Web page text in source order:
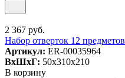
2 367 руб.
Набор отверток 12
Артикул: ER-00035964
ВxШxГ: 50x310x210
В корзину